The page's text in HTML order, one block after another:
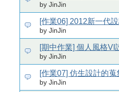
by JinJin
[作業06] 2012新一代
by JinJin
[期中作業] 個人風格VI
by JinJin
[作業07] 仿生設計的蒐
by JinJin